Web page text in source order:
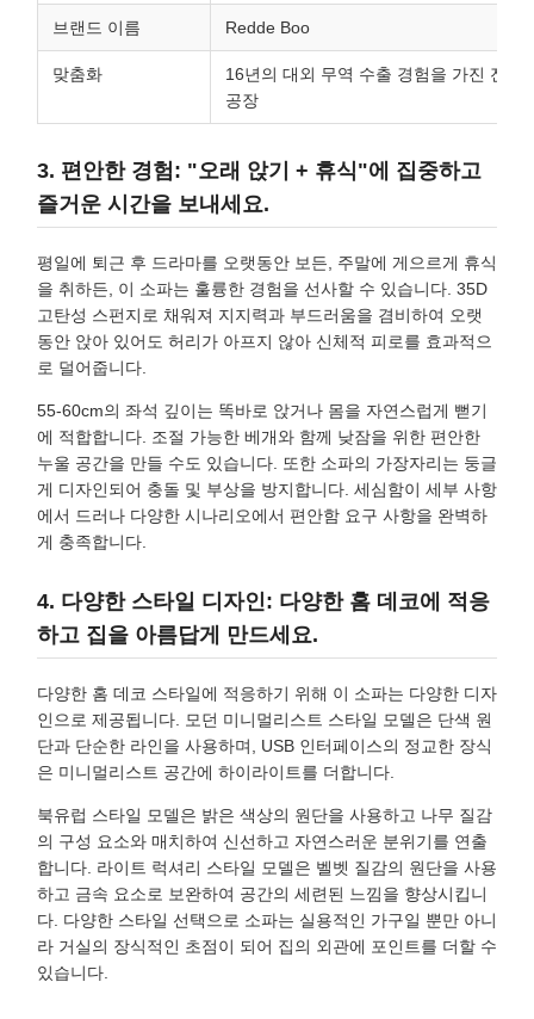
브랜드 이름 Redde Boo
맞춤화
16년의 대외 무역 수출 경험을 가진 전문
공장
3. 편안한 경험: "오래 앉기 + 휴식"에 집중하고
즐거운 시간을 보내세요.
평일에 퇴근 후 드라마를 오랫동안 보든, 주말에 게으르게 휴식
을 취하든, 이 소파는 훌륭한 경험을 선사할 수 있습니다. 35D
고탄성 스펀지로 채워져 지지력과 부드러움을 겸비하여 오랫
동안 앉아 있어도 허리가 아프지 않아 신체적 피로를 효과적으
로 덜어줍니다.
55-60cm의 좌석 깊이는 똑바로 앉거나 몸을 자연스럽게 뻗기
에 적합합니다. 조절 가능한 베개와 함께 낮잠을 위한 편안한
누울 공간을 만들 수도 있습니다. 또한 소파의 가장자리는 둥글
게 디자인되어 충돌 및 부상을 방지합니다. 세심함이 세부 사항
에서 드러나 다양한 시나리오에서 편안함 요구 사항을 완벽하
게 충족합니다.
4. 다양한 스타일 디자인: 다양한 홈 데코에 적응
하고 집을 아름답게 만드세요.
다양한 홈 데코 스타일에 적응하기 위해 이 소파는 다양한 디자
인으로 제공됩니다. 모던 미니멀리스트 스타일 모델은 단색 원
단과 단순한 라인을 사용하며, USB 인터페이스의 정교한 장식
은 미니멀리스트 공간에 하이라이트를 더합니다.
북유럽 스타일 모델은 밝은 색상의 원단을 사용하고 나무 질감
의 구성 요소와 매치하여 신선하고 자연스러운 분위기를 연출
합니다. 라이트 럭셔리 스타일 모델은 벨벳 질감의 원단을 사용
하고 금속 요소로 보완하여 공간의 세련된 느낌을 향상시킵니
다. 다양한 스타일 선택으로 소파는 실용적인 가구일 뿐만 아니
라 거실의 장식적인 초점이 되어 집의 외관에 포인트를 더할 수
있습니다.